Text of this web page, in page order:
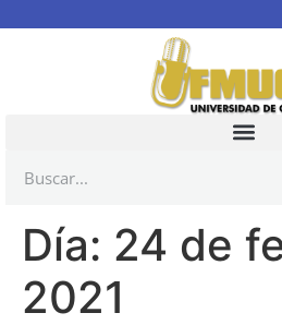
Día: 24 de
2021